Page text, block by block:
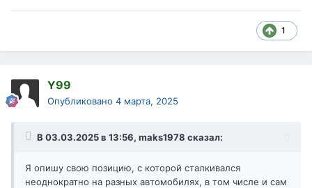
1
Y99
Опубликовано 4 марта, 2025
В 03.03.2025 в 13:56, maks1978 сказал:
Я опишу свою позицию, с которой сталкивался
неоднократно на разных автомобилях, в том числе и сам